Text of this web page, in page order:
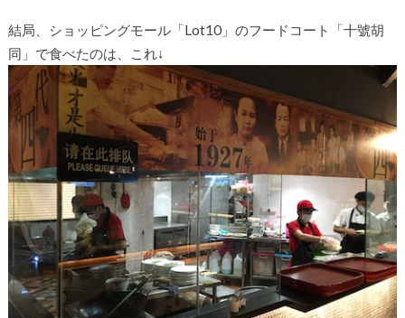
結局、ショッピングモール「Lot10」のフードコート「十號胡
同」で食べたのは、これ↓